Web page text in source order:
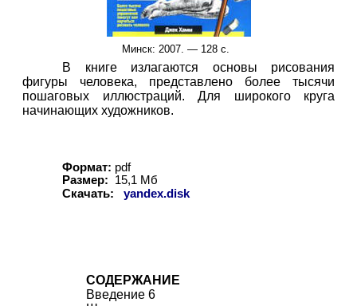
Минск: 2007. — 128 с.
В книге излагаются основы рисования
фигуры человека, представлено более тысячи
пошаговых иллюстраций. Для широкого круга
начинающих художников.
Формат: pdf
Размер:
15,1 Мб
Скачать:
yandex.disk
СОДЕРЖАНИЕ
Введение 6